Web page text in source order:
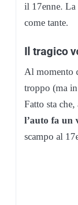
il 17enne. La
come tante.
Il tragico
Al momento
troppo (ma
Fatto sta
l’auto fa un
scampo al